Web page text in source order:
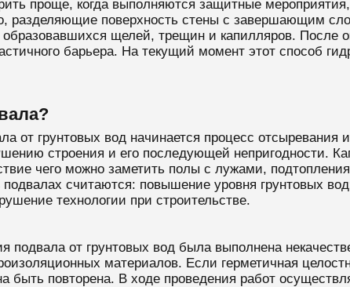
проще, когда выполняются защитные
разделяющие поверхность стены с завершающим
щелей, трещин и капилляров. После
барьера. На текущий момент этот способ
от грунтовых вод начинается процесс отсыревания
строения и его последующей непригодности.
чего можно заметить полы с лужами,
считаются: повышение уровня грунтовых
технологии при строительстве.
от грунтовых вод была выполнена
материалов. Если герметичная
быть повторена. В ходе проведения работ